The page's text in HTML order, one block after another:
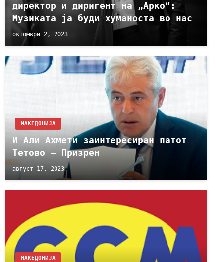
директор и диригент на „Арко“:
Музиката ја буди хуманоста во нас
октомври 2, 2023
МАКЕДОНИЈА
И Али Ахмети заинтересиран патот
Тетово – Призрен
август 17, 2023
МАКЕДОНИЈА